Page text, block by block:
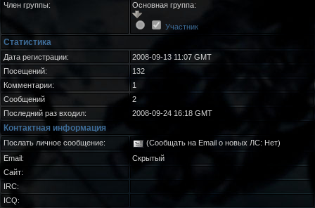
Член группы:
Основная группа:
Участник
Статистика
Дата регистрации:
2008-09-13 11:07 GMT
Посещений:
132
Комментарии:
1
Сообщений
2
Последний раз входил:
2008-09-24 16:18 GMT
Контактная информация
Послать личное сообщение:
(Сообщать на Email о новых ЛС: Нет)
Email:
Скрытый
Сайт:
IRC:
ICQ: